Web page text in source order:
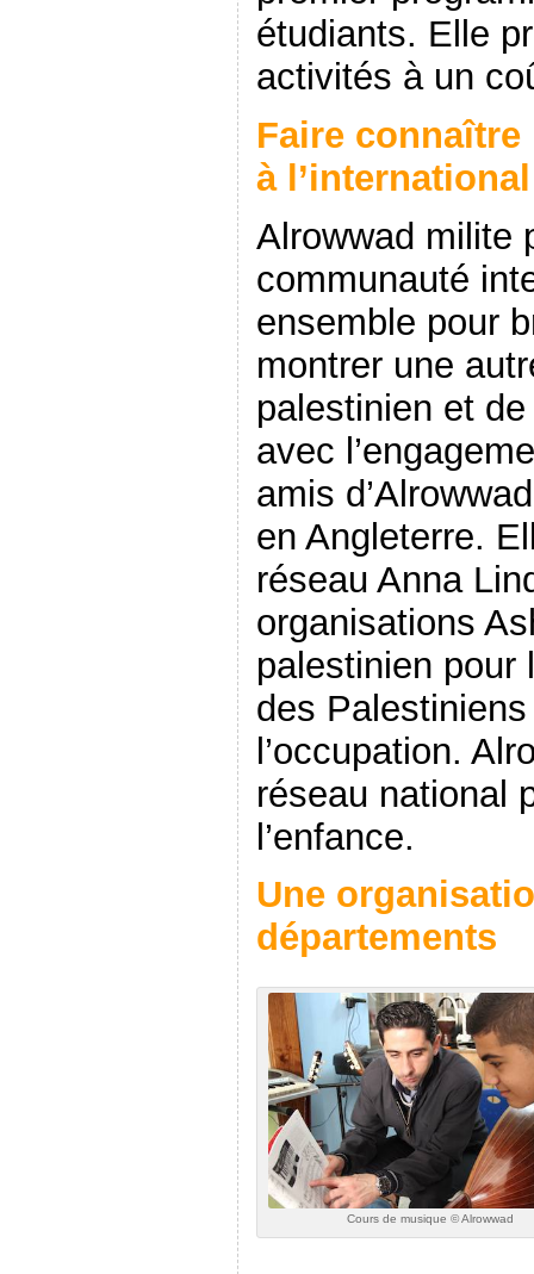
étudiants. Elle
activités à un
Faire
à l’international
Alrowwad milite
communauté
ensemble pour
montrer une
palestinien et
avec
amis
en Angleterre.
réseau Anna
organisations
palestinien pour
des
l’occupation.
réseau national
l’enfance.
Une
départements
Cours de musique © Alrowwad